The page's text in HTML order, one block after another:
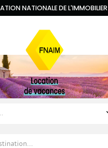
NATIONALE DE L'IMMOBILIER